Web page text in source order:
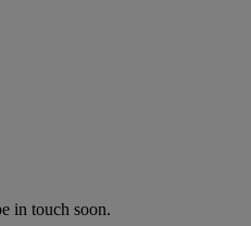
in touch soon.